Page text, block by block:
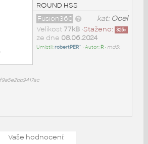
ROUND HSS
kat: Ocel
Fusion360
Staženo: 325x
Velikost 77kB•
ze dne 08.06.2024
Umístil:robertPER^ • Autor: R• md5:
Vaše hodnocení: